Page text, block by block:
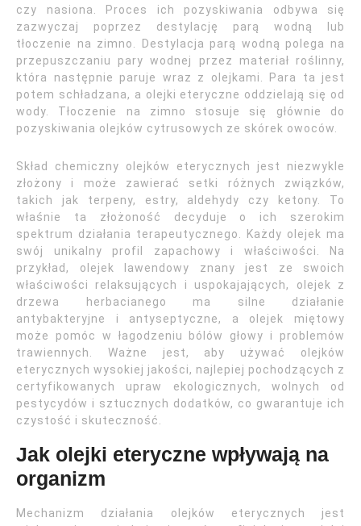
czy nasiona. Proces ich pozyskiwania odbywa się
zazwyczaj poprzez destylację parą wodną lub
tłoczenie na zimno. Destylacja parą wodną polega na
przepuszczaniu pary wodnej przez materiał roślinny,
która następnie paruje wraz z olejkami. Para ta jest
potem schładzana, a olejki eteryczne oddzielają się od
wody. Tłoczenie na zimno stosuje się głównie do
pozyskiwania olejków cytrusowych ze skórek owoców.
Skład chemiczny olejków eterycznych jest niezwykle
złożony i może zawierać setki różnych związków,
takich jak terpeny, estry, aldehydy czy ketony. To
właśnie ta złożoność decyduje o ich szerokim
spektrum działania terapeutycznego. Każdy olejek ma
swój unikalny profil zapachowy i właściwości. Na
przykład, olejek lawendowy znany jest ze swoich
właściwości relaksujących i uspokajających, olejek z
drzewa herbacianego ma silne działanie
antybakteryjne i antyseptyczne, a olejek miętowy
może pomóc w łagodzeniu bólów głowy i problemów
trawiennych. Ważne jest, aby używać olejków
eterycznych wysokiej jakości, najlepiej pochodzących z
certyfikowanych upraw ekologicznych, wolnych od
pestycydów i sztucznych dodatków, co gwarantuje ich
czystość i skuteczność.
Jak olejki eteryczne wpływają na
organizm
Mechanizm działania olejków eterycznych jest